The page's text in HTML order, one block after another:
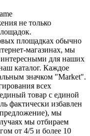
не только
площадках обычно
магазинах, мы
для наших
каталог. Каждое
значком "Market".
всех
товар с единой
фактически избавлен
предложение), мы
мы отбираем
от 4/5 и более 10